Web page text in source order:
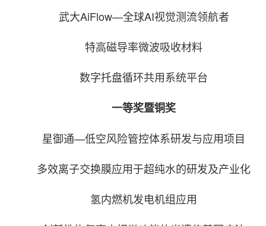
武大AiFlow—全球AI视觉测流领航者
特高磁导率微波吸收材料
数字托盘循环共用系统平台
一等奖暨铜奖
星御通—低空风险管控体系研发与应用项目
多效离子交换膜应用于超纯水的研发及产业化
氢内燃机发电机组应用